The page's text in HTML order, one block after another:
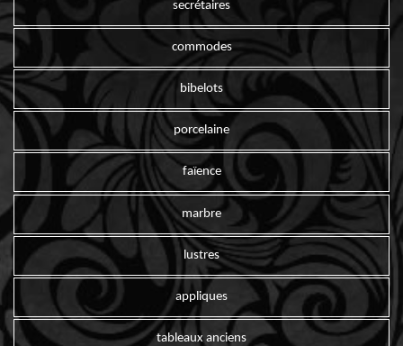
secrétaires
commodes
bibelots
porcelaine
faïence
marbre
lustres
appliques
tableaux anciens